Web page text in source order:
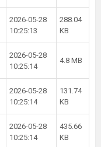
2026-05-28
10:25:13
288.04
KB
2026-05-28
10:25:14
4.8 MB
2026-05-28
10:25:14
131.74
KB
2026-05-28
10:25:14
435.66
KB